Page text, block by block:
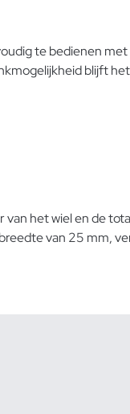
te bedienen
blijft
het wiel en de
van 25 mm,